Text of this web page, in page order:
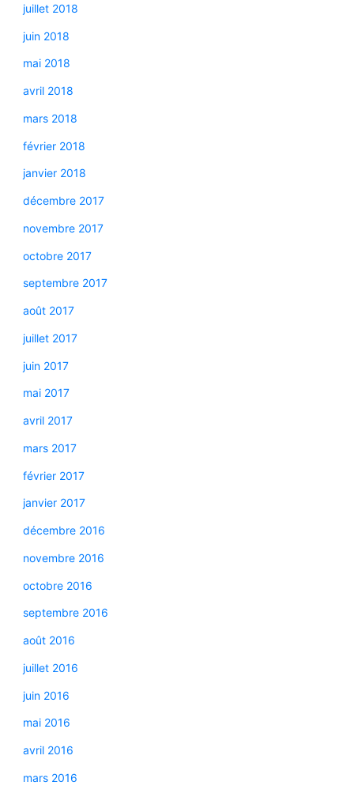
juillet 2018
juin 2018
mai 2018
avril 2018
mars 2018
février 2018
janvier 2018
décembre 2017
novembre 2017
octobre 2017
septembre 2017
août 2017
juillet 2017
juin 2017
mai 2017
avril 2017
mars 2017
février 2017
janvier 2017
décembre 2016
novembre 2016
octobre 2016
septembre 2016
août 2016
juillet 2016
juin 2016
mai 2016
avril 2016
mars 2016